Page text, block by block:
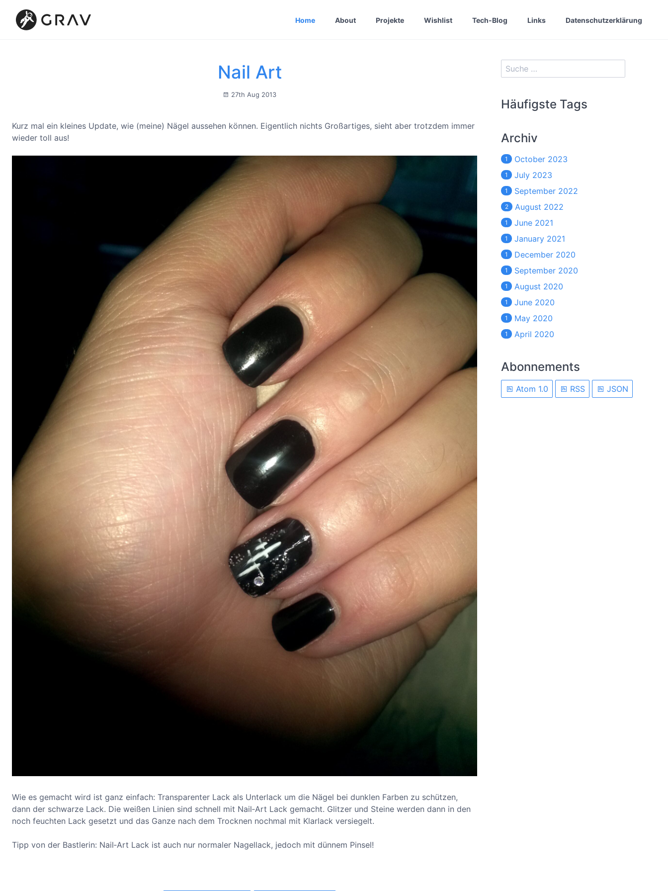
Home About Projekte Wishlist Tech-Blog Links Datenschutzerklärung
Nail Art
27th Aug 2013
Kurz mal ein kleines Update, wie (meine) Nägel aussehen können. Eigentlich nichts Großartiges, sieht aber trotzdem immer
wieder toll aus!
Wie es gemacht wird ist ganz einfach: Transparenter Lack als Unterlack um die Nägel bei dunklen Farben zu schützen,
dann der schwarze Lack. Die weißen Linien sind schnell mit Nail‐Art Lack gemacht. Glitzer und Steine werden dann in den
noch feuchten Lack gesetzt und das Ganze nach dem Trocknen nochmal mit Klarlack versiegelt.
Tipp von der Bastlerin: Nail‐Art Lack ist auch nur normaler Nagellack, jedoch mit dünnem Pinsel!
Häufigste Tags
Archiv
1 October 2023
1 July 2023
1 September 2022
2 August 2022
1 June 2021
1 January 2021
1 December 2020
1 September 2020
1 August 2020
1 June 2020
1 May 2020
1 April 2020
Abonnements
Atom 1.0 RSS JSON